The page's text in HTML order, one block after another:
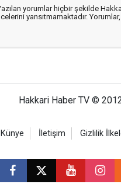
yorumlar hiçbir şekilde
yansıtmamaktadır.
Hakkari Haber TV ©
Künye İletişim Gizlilik